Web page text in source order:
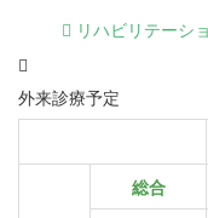
リハビリテーシ
外来診療予定
総合